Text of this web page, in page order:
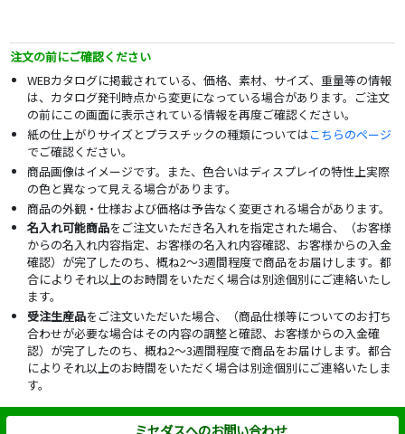
注文の前にご確認ください
WEBカタログに掲載されている、価格、素材、サイズ、重量等の情報
は、カタログ発刊時点から変更になっている場合があります。ご注文
の前にこの画面に表示されている情報を再度ご確認ください。
紙の仕上がりサイズとプラスチックの種類についてはこちらのページ
でご確認ください。
商品画像はイメージです。また、色合いはディスプレイの特性上実際
の色と異なって見える場合があります。
商品の外観・仕様および価格は予告なく変更される場合があります。
名入れ可能商品をご注文いただき名入れを指定された場合、（お客様
からの名入れ内容指定、お客様の名入れ内容確認、お客様からの入金
確認）が完了したのち、概ね2～3週間程度で商品をお届けします。都
合によりそれ以上のお時間をいただく場合は別途個別にご連絡いたし
ます。
受注生産品をご注文いただいた場合、（商品仕様等についてのお打ち
合わせが必要な場合はその内容の調整と確認、お客様からの入金確
認）が完了したのち、概ね2～3週間程度で商品をお届けします。都合
によりそれ以上のお時間をいただく場合は別途個別にご連絡いたしま
す。
ミセダスへのお問い合わせ